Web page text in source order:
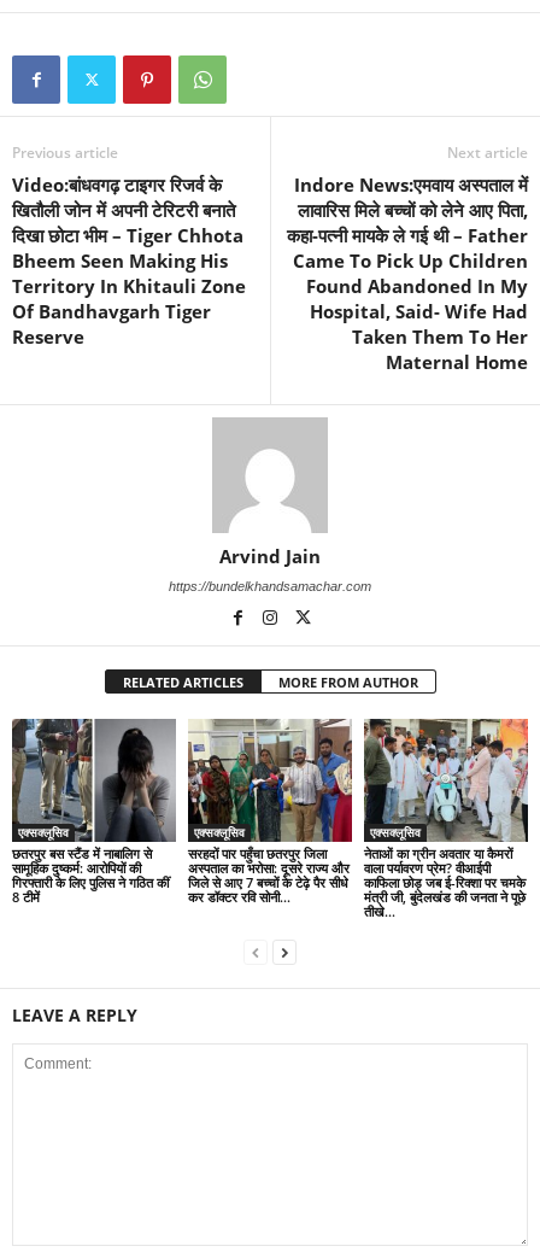
Previous article
Video:बांधवगढ़ टाइगर रिजर्व के
खितौली जोन में अपनी टेरिटरी बनाते
दिखा छोटा भीम – Tiger Chhota
Bheem Seen Making His
Territory In Khitauli Zone
Of Bandhavgarh Tiger
Reserve
Next article
Indore News:एमवाय अस्पताल में
लावारिस मिले बच्चों को लेने आए पिता,
कहा-पत्नी मायकेे ले गई थी – Father
Came To Pick Up Children
Found Abandoned In My
Hospital, Said- Wife Had
Taken Them To Her
Maternal Home
Arvind Jain
https://bundelkhandsamachar.com
RELATED ARTICLES MORE FROM AUTHOR
एक्सक्लूसिव
छतरपुर बस स्टैंड में नाबालिग से
सामूहिक दुष्कर्म: आरोपियों की
गिरफ्तारी के लिए पुलिस ने गठित कीं
8 टीमें
एक्सक्लूसिव
सरहदों पार पहुँचा छतरपुर जिला
अस्पताल का भरोसा: दूसरे राज्य और
जिले से आए 7 बच्चों के टेढ़े पैर सीधे
कर डॉक्टर रवि सोनी...
एक्सक्लूसिव
नेताओं का ग्रीन अवतार या कैमरों
वाला पर्यावरण प्रेम? वीआईपी
काफिला छोड़ जब ई-रिक्शा पर चमके
मंत्री जी, बुंदेलखंड की जनता ने पूछे
तीखे...
LEAVE A REPLY